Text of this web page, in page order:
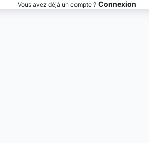
Vous avez déjà un compte ? Connexion